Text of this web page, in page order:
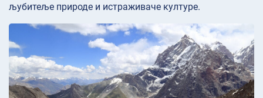
љубитеље природе и истраживаче културе.